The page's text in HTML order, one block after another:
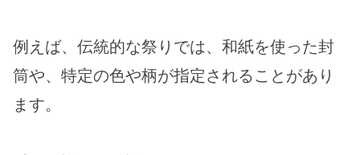
例えば、伝統的な祭りでは、和紙を使った封
筒や、特定の色や柄が指定されることがあり
ます。